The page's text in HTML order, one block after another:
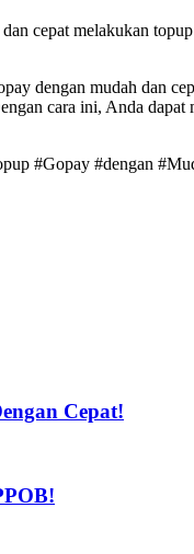
cepat melakukan
dengan mudah dan
cara ini, Anda
#Gopay #dengan
Cepat!